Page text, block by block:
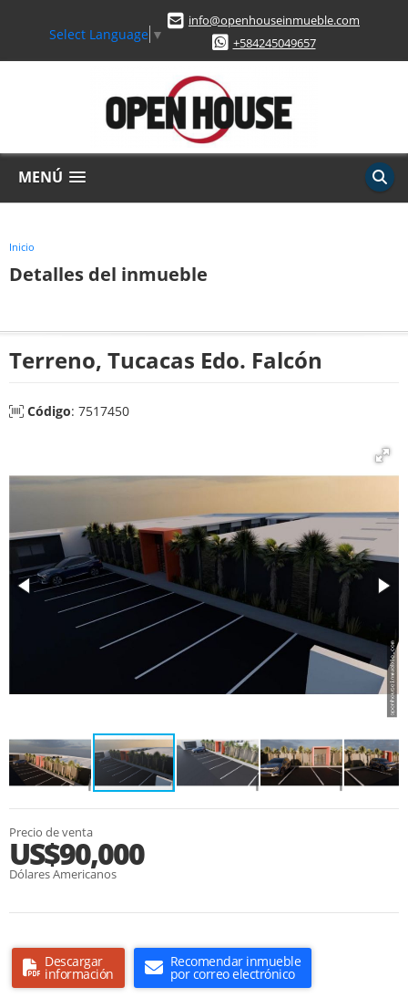
Select Language ▼
info@openhouseinmueble.com
+584245049657
MENÚ
Inicio
Detalles del inmueble
Terreno, Tucacas Edo. Falcón
Código: 7517450
Precio de venta
US$90,000
Dólares Americanos
Descargar
información
Recomendar inmueble
por correo electrónico